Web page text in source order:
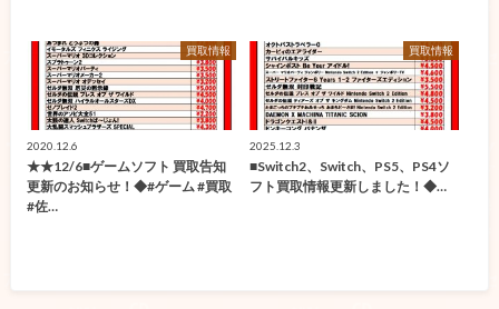
買取情報
2020.12.6
★★12/6■ゲームソフト 買取告知
更新のお知らせ！◆#ゲーム #買取
#佐…
買取情報
2025.12.3
■Switch2、Switch、PS5、PS4ソ
フト買取情報更新しました！◆…